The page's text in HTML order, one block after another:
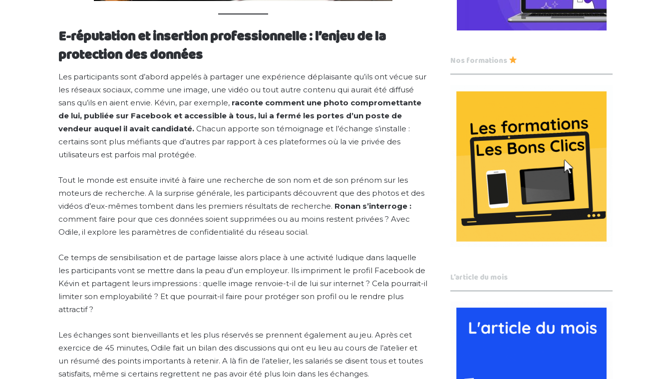
E-réputation et insertion professionnelle : l’enjeu de la
protection des données
Les participants sont d’abord appelés à partager une expérience déplaisante qu’ils ont vécue sur
les réseaux sociaux, comme une image, une vidéo ou tout autre contenu qui aurait été diffusé
sans qu’ils en aient envie. Kévin, par exemple, raconte comment une photo compromettante
de lui, publiée sur Facebook et accessible à tous, lui a fermé les portes d’un poste de
vendeur auquel il avait candidaté. Chacun apporte son témoignage et l’échange s’installe :
certains sont plus méfiants que d’autres par rapport à ces plateformes où la vie privée des
utilisateurs est parfois mal protégée.
Tout le monde est ensuite invité à faire une recherche de son nom et de son prénom sur les
moteurs de recherche. A la surprise générale, les participants découvrent que des photos et des
vidéos d’eux-mêmes tombent dans les premiers résultats de recherche. Ronan s’interroge :
comment faire pour que ces données soient supprimées ou au moins restent privées ? Avec
Odile, il explore les paramètres de confidentialité du réseau social.
Ce temps de sensibilisation et de partage laisse alors place à une activité ludique dans laquelle
les participants vont se mettre dans la peau d’un employeur. Ils impriment le profil Facebook de
Kévin et partagent leurs impressions : quelle image renvoie-t-il de lui sur internet ? Cela pourrait-il
limiter son employabilité ? Et que pourrait-il faire pour protéger son profil ou le rendre plus
attractif ?
Les échanges sont bienveillants et les plus réservés se prennent également au jeu. Après cet
exercice de 45 minutes, Odile fait un bilan des discussions qui ont eu lieu au cours de l’atelier et
un résumé des points importants à retenir. A là fin de l’atelier, les salariés se disent tous et toutes
satisfaits, même si certains regrettent ne pas avoir été plus loin dans les échanges.
Nos formations
L’article du mois